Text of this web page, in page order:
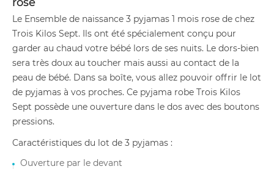
Le Ensemble de naissance 3 pyjamas 1 mois rose de chez
Trois Kilos Sept. Ils ont été spécialement conçu pour
garder au chaud votre bébé lors de ses nuits. Le dors-bien
sera très doux au toucher mais aussi au contact de la
peau de bébé. Dans sa boîte, vous allez pouvoir offrir le lot
de pyjamas à vos proches. Ce pyjama robe Trois Kilos
Sept possède une ouverture dans le dos avec des boutons
pressions.
Caractéristiques du lot de 3 pyjamas :
Ouverture par le devant